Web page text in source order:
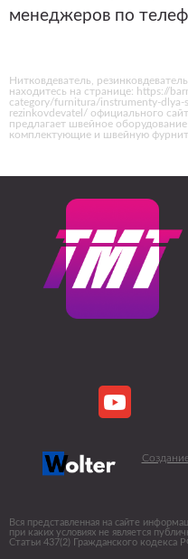
менеджеров по
Нитковдеватель,
находитесь на странице: https://
category/furnitura/instrumenty-
rezinkovdevatel/ официального
предлагает швейное
комплектующие и швейную
Вся представленная на сайте
при каких условиях не является
Статьи 437(2) Гражданского кодекса